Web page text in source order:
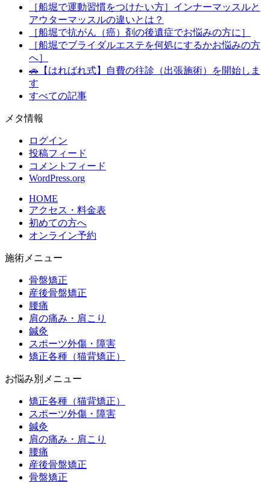
［船堀で運動習慣をつけたい方］インナーマッスルと
アウターマッスルの違いとは？
［船堀で抗がん（癌）剤の後遺症でお悩みの方に］
［船堀でブライダルエステを何処にするかお悩みの方
へ］
🚗【はればれ式】自費の往診（出張施術）を開始しま
す
すべての記事
メタ情報
ログイン
投稿フィード
コメントフィード
WordPress.org
HOME
アクセス・料金表
初めての方へ
オンライン予約
施術メニュー
骨盤矯正
産後骨盤矯正
腰痛
肩の痛み・肩こり
鍼灸
スポーツ外傷・障害
矯正各種（猫背矯正）
お悩み別メニュー
矯正各種（猫背矯正）
スポーツ外傷・障害
鍼灸
肩の痛み・肩こり
腰痛
産後骨盤矯正
骨盤矯正